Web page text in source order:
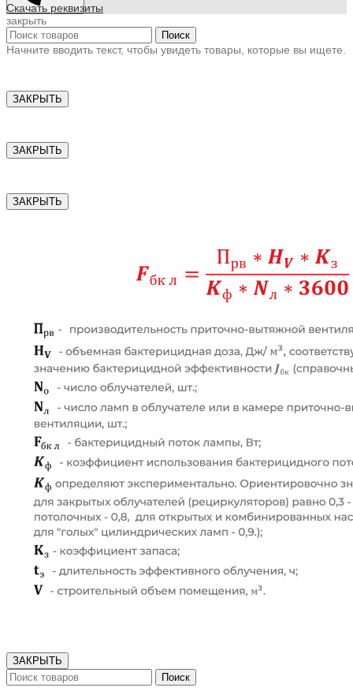
Скачать реквизиты
закрыть
Поиск
Начните вводить текст, чтобы увидеть товары, которые вы ищете.
ЗАКРЫТЬ
ЗАКРЫТЬ
ЗАКРЫТЬ
ЗАКРЫТЬ
Поиск